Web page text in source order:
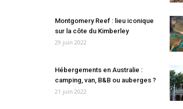
Montgomery Reef : lieu iconique
sur la côte du Kimberley
29 juin 2022
Hébergements en Australie :
camping, van, B&B ou auberges ?
21 juin 2022